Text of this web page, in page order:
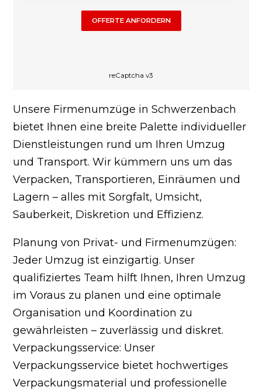
OFFERTE ANFORDERN
reCaptcha v3
Unsere Firmenumzüge in Schwerzenbach
bietet Ihnen eine breite Palette individueller
Dienstleistungen rund um Ihren Umzug
und Transport. Wir kümmern uns um das
Verpacken, Transportieren, Einräumen und
Lagern – alles mit Sorgfalt, Umsicht,
Sauberkeit, Diskretion und Effizienz.
Planung von Privat- und Firmenumzügen:
Jeder Umzug ist einzigartig. Unser
qualifiziertes Team hilft Ihnen, Ihren Umzug
im Voraus zu planen und eine optimale
Organisation und Koordination zu
gewährleisten – zuverlässig und diskret.
Verpackungsservice: Unser
Verpackungsservice bietet hochwertiges
Verpackungsmaterial und professionelle